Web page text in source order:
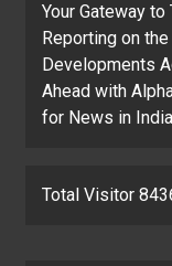
Your Gateway
Reporting on
Developments
Ahead with
for News in
Total Visitor